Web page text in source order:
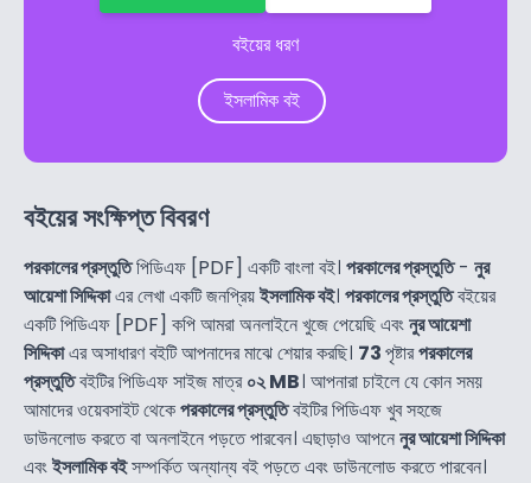
বইয়ের ধরণ
ইসলামিক বই
বইয়ের সংক্ষিপ্ত বিবরণ
পরকালের প্রস্তুতিপিডিএফ [PDF] একটি বাংলা বই। পরকালের প্রস্তুতি- নুর
আয়েশা সিদ্দিকাএর লেখা একটি জনপ্রিয়ইসলামিক বই। পরকালের প্রস্তুতিবইয়ের
একটি পিডিএফ [PDF] কপি আমরা অনলাইনে খুজে পেয়েছি এবংনুর আয়েশা
সিদ্দিকাএর অসাধারণ বইটি আপনাদের মাঝে শেয়ার করছি। 73পৃষ্টারপরকালের
প্রস্তুতিবইটির পিডিএফ সাইজ মাত্র০২ MB। আপনারা চাইলে যে কোন সময়
আমাদের ওয়েবসাইট থেকেপরকালের প্রস্তুতিবইটির পিডিএফ খুব সহজে
ডাউনলোড করতে বা অনলাইনে পড়তে পারবেন। এছাড়াও আপনেনুর আয়েশা সিদ্দিকা
এবংইসলামিক বইসম্পর্কিত অন্যান্য বই পড়তে এবং ডাউনলোড করতে পারবেন।